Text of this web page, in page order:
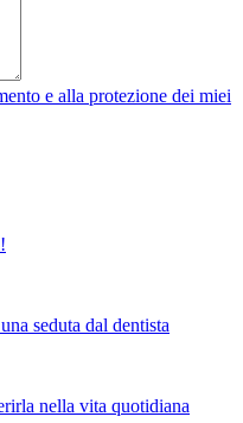
e alla protezione dei miei
seduta dal dentista
nella vita quotidiana